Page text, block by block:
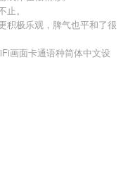
。
积极乐观，脾气也平和了很
面卡通语种简体中文设